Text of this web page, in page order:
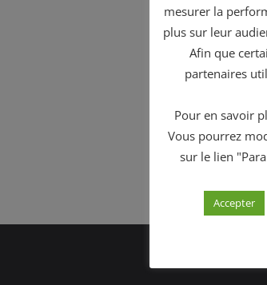
mesurer la
plus sur leur
Afin que
partenaires
Pour en savoir
Vous pourrez
sur le lien
Accepter